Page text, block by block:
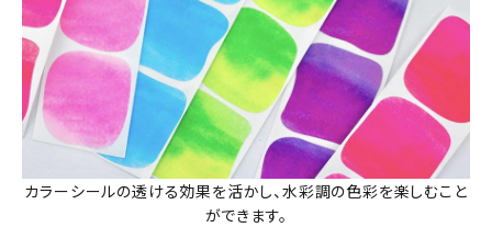
カラーシールの透ける効果を活かし、水彩調の色彩を楽しむこと
ができます。